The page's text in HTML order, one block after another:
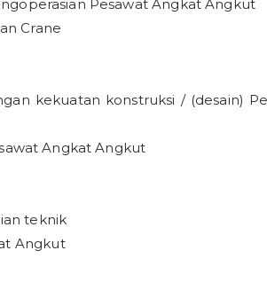
Pesawat Angkat Angkut
Crane
kekuatan konstruksi / (desain)
Angkat Angkut
teknik
Angkut